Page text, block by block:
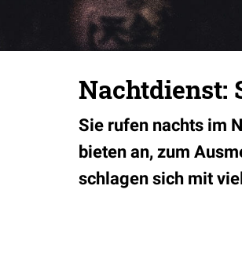
Nachtdienst:
Sie rufen nachts im
bieten an, zum
schlagen sich mit